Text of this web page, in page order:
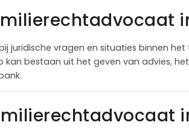
juridische vragen en situaties binnen het
bestaan uit het geven van advies,